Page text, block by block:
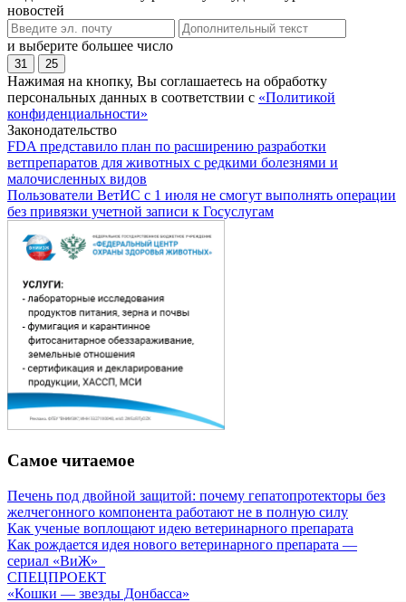
новостей
и выберите большее число
31 25
Нажимая на кнопку, Вы соглашаетесь на обработку
персональных данных в соответствии с «Политикой
конфиденциальности»
Законодательство
FDA представило план по расширению разработки
ветпрепаратов для животных с редкими болезнями и
малочисленных видов
Пользователи ВетИС с 1 июля не смогут выполнять операции
без привязки учетной записи к Госуслугам
Самое читаемое
Печень под двойной защитой: почему гепатопротекторы без
желчегонного компонента работают не в полную силу
Как ученые воплощают идею ветеринарного препарата
Как рождается идея нового ветеринарного препарата —
сериал «ВиЖ»
СПЕЦПРОЕКТ
«Кошки — звезды Донбасса»